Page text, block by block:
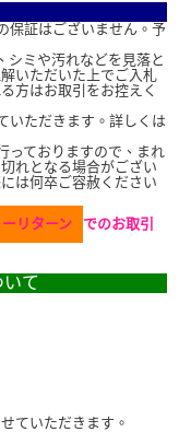
保証はございません。予
シミや汚れなどを見落と
いただいた上でご入札
方はお取引をお控えく
いただきます。詳しくは
っておりますので、まれ
れとなる場合がござい
は何卒ご容赦ください
リターン
でのお取引
いて
ていただきます。